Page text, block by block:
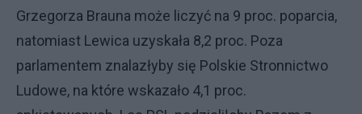
Grzegorza Brauna może liczyć na 9 proc. poparcia,
natomiast Lewica uzyskała 8,2 proc. Poza
parlamentem znalazłyby się Polskie Stronnictwo
Ludowe, na które wskazało 4,1 proc.